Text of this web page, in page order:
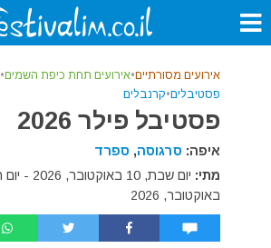
אירועים מסורתיים•אירועים תחת כיפת השמים•
פסטיבלים•קרנבלים
פסטיבל פילר 2026
איפה: סרגוסה, ספרד
מתי:
באוקטובר, 2026